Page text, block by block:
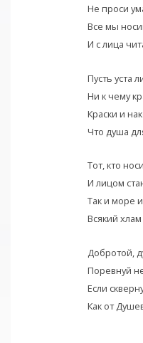
Не проси
Все мы
И с лица
Пусть уста
Ни к чему
Краски и
Что душа
Тот, кто
И лицом
Так и море
Всякий
Добротой,
Поревнуй
Если
Как от